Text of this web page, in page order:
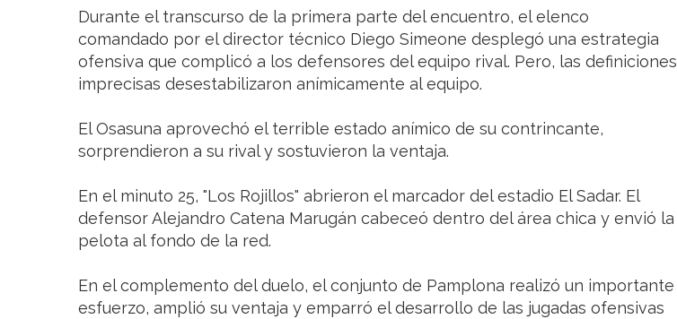
Durante el transcurso de la primera parte del encuentro, el elenco
comandado por el director técnico Diego Simeone desplegó una estrategia
ofensiva que complicó a los defensores del equipo rival. Pero, las definiciones
imprecisas desestabilizaron anímicamente al equipo.
El Osasuna aprovechó el terrible estado anímico de su contrincante,
sorprendieron a su rival y sostuvieron la ventaja.
En el minuto 25, "Los Rojillos" abrieron el marcador del estadio El Sadar. El
defensor Alejandro Catena Marugán cabeceó dentro del área chica y envió la
pelota al fondo de la red.
En el complemento del duelo, el conjunto de Pamplona realizó un importante
esfuerzo, amplió su ventaja y emparró el desarrollo de las jugadas ofensivas